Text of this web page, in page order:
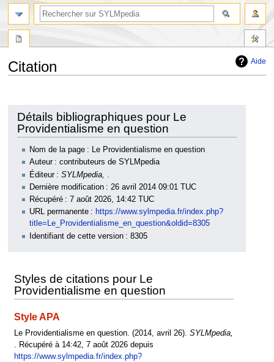
Aide
Citation
navigation
recherche
Détails bibliographiques pour Le
Providentialisme en question
Nom de la page : Le Providentialisme en question
Auteur : contributeurs de SYLMpedia
Éditeur : SYLMpedia,
Dernière modification : 26 avril 2014 09:01 TUC
Récupéré : 7 août 2026, 14:42 TUC
URL permanente : https://www.sylmpedia.fr/index.php?
title=Le_Providentialisme_en_question&oldid=8305
Identifiant de cette version : 8305
Styles de citations pour Le
Providentialisme en question
Style APA
Le Providentialisme en question. (2014, avril 26). SYLMpedia,
. Récupéré à 14:42, 7 août 2026 depuis
https://www.sylmpedia.fr/index.php?